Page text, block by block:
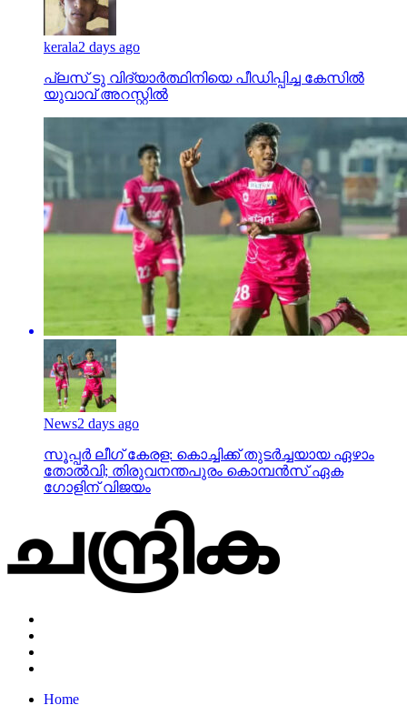
kerala2 days ago
പ്ലസ് ടു വിദ്യാര്‍ത്ഥിനിയെ പീഡിപ്പിച്ച കേസില്‍
യുവാവ് അറസ്റ്റില്‍
News2 days ago
സൂപ്പര്‍ ലീഗ് കേരള: കൊച്ചിക്ക് തുടര്‍ച്ചയായ ഏഴാം
തോല്‍വി; തിരുവനന്തപുരം കൊമ്പന്‍സ് ഏക
ഗോളിന് വിജയം
Home